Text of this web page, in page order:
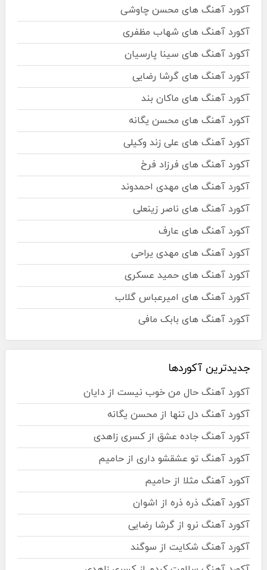
آکورد آهنگ های محسن چاوشی
آکورد آهنگ های شهاب مظفری
آکورد آهنگ های سینا پارسیان
آکورد آهنگ های گرشا رضایی
آکورد آهنگ های ماکان بند
آکورد آهنگ های محسن یگانه
آکورد آهنگ های علی زند وکیلی
آکورد آهنگ های فرزاد فرخ
آکورد آهنگ های مهدی احمدوند
آکورد آهنگ های ناصر زینعلی
آکورد آهنگ های عارف
آکورد آهنگ های مهدی یراحی
آکورد آهنگ های حمید عسکری
آکورد آهنگ های امیرعباس گلاب
آکورد آهنگ های بابک مافی
جدیدترین آکوردها
آکورد آهنگ حال من خوب نیست از دایان
آکورد آهنگ دل تنها از محسن یگانه
آکورد آهنگ جاده عشق از کسری زاهدی
آکورد آهنگ تو عشقشو داری از حامیم
آکورد آهنگ مثلا از حامیم
آکورد آهنگ ذره ذره از اشوان
آکورد آهنگ نرو از گرشا رضایی
آکورد آهنگ شکایت از سوگند